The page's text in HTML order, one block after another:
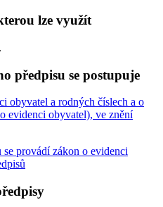
lze využít
předpisu se postupuje
obyvatel a rodných číslech a o
evidenci obyvatel), ve znění
provádí zákon o evidenci